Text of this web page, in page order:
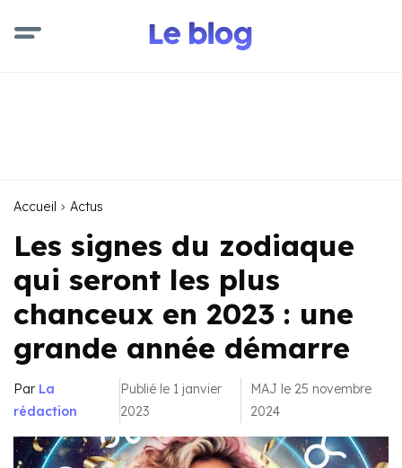
Accueil Actus
Les signes du zodiaque
qui seront les plus
chanceux en 2023 : une
grande année démarre
Par La
rédaction
Publié le 1 janvier
2023
MAJ le 25 novembre
2024